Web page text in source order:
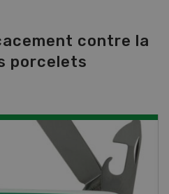
contre la
porcelets